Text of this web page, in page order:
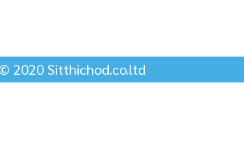
2020 Sitthichod.co.ltd